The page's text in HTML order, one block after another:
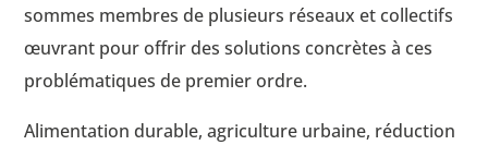
sommes membres de plusieurs réseaux et collectifs
œuvrant pour offrir des solutions concrètes à ces
problématiques de premier ordre.
Alimentation durable, agriculture urbaine, réduction